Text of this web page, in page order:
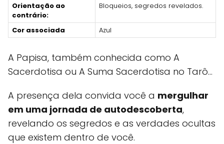
Orientação ao
contrário:
Bloqueios, segredos revelados.
Cor associada Azul
A Papisa, também conhecida como A
Sacerdotisa ou A Suma Sacerdotisa no Tarô...
A presença dela convida você a mergulhar
em uma jornada de autodescoberta,
revelando os segredos e as verdades ocultas
que existem dentro de você.